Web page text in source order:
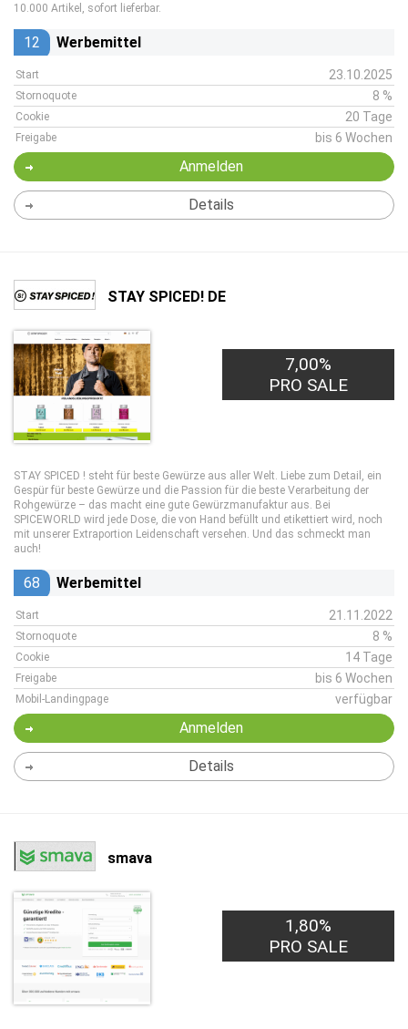
10.000 Artikel, sofort lieferbar.
12 Werbemittel
Start 23.10.2025
Stornoquote 8 %
Cookie 20 Tage
Freigabe bis 6 Wochen
Anmelden
Details
STAY SPICED! DE
7,00%
PRO SALE
STAY SPICED ! steht für beste Gewürze aus aller Welt. Liebe zum Detail, ein
Gespür für beste Gewürze und die Passion für die beste Verarbeitung der
Rohgewürze – das macht eine gute Gewürzmanufaktur aus. Bei
SPICEWORLD wird jede Dose, die von Hand befüllt und etikettiert wird, noch
mit unserer Extraportion Leidenschaft versehen. Und das schmeckt man
auch!
68 Werbemittel
Start 21.11.2022
Stornoquote 8 %
Cookie 14 Tage
Freigabe bis 6 Wochen
Mobil-Landingpage verfügbar
Anmelden
Details
smava
1,80%
PRO SALE